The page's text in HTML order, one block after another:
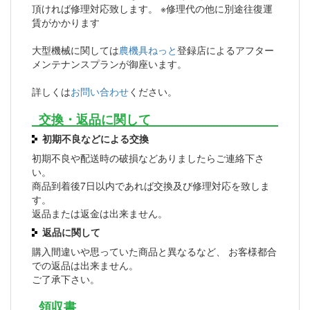
頂ければ修理対応致します。 ※修理代の他に別途往復運
賃がかかります
大型機械に関しては農機具ねっと登録店によるアフター
メンテナンスプランが御座います。
詳しくはお問い合わせください。
交換・返品に関して
初期不良などによる交換
初期不良や配送時の破損などありましたらご連絡下さ
い。
商品到着後7日以内であれば交換及び修理対応を致しま
す。
返品または返金は出来ません。
返品に関して
購入間違いや思っていた商品と異なるなど、 お客様都合
での返品は出来ません。
ご了承下さい。
領収書